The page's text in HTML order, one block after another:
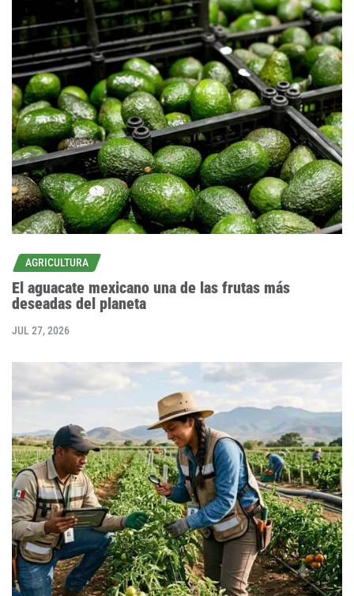
AGRICULTURA
El aguacate mexicano una de las frutas más
deseadas del planeta
JUL 27, 2026